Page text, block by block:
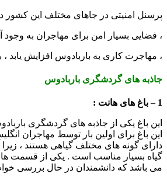
پرسنل امنیتی در جاهای مختلف این کشور
، فضایی بسیار امن برای مهاجران به
، مهاجرت کاری به باربادوس افزایش
جاذبه های گردشگری باربادوس
1 – باغ های هانت :
این باغ یکی از جاذبه های گردشگری
این باغ برای اولین بار توسط مهاجران
دارای گونه های مختلف گیاهی هستند ،
گیاه بسیار مناسب است . یکی از قسمت
می باشد که دانشمندان در حال بررسی